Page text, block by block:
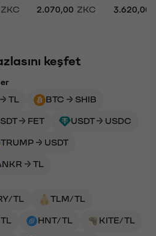
ZKC 2.070,00 ZKC 3.620,00
keşfet
TL BTC → SHIB
→ FET USDT → USDC
TRUMP → USDT
→ TL
TL TLM/TL
HNT/TL KITE/TL